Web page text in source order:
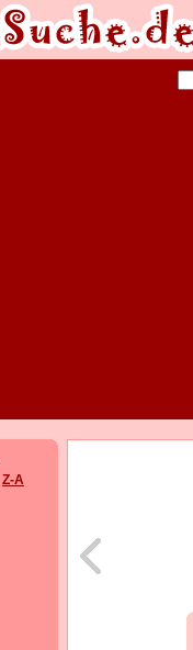
Z-A